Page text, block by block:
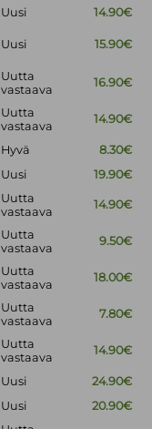
Uusi
14.90€
Uusi 15.90€
Uutta
vastaava
16.90€
Uutta
vastaava
14.90€
Hyvä
8.30€
Uusi 19.90€
Uutta
vastaava
14.90€
Uutta
vastaava
9.50€
Uutta
vastaava
18.00€
Uutta
vastaava
7.80€
Uutta
vastaava
14.90€
Uusi
24.90€
Uusi 20.90€